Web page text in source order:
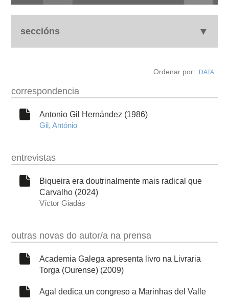
seccións
obra
fototeca
outros docs
Ordenar por: DATA
correspondencia
Antonio Gil Hernández (1986)
Gil, António
entrevistas
Biqueira era doutrinalmente mais radical que
Carvalho (2024)
Víctor Giadás
outras novas do autor/a na prensa
Academia Galega apresenta livro na Livraria
Torga (Ourense) (2009)
Agal dedica un congreso a Marinhas del Valle